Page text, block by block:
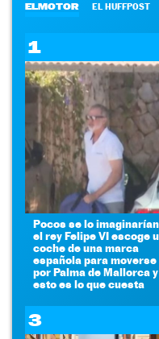
ELMOTOR EL HUFFPOST
1
Pocos se lo
el rey Felipe VI escoge
coche de una marca
española para moverse
por Palma de Mallorca y
esto es lo que cuesta
3